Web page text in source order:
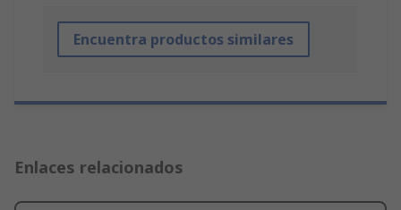
Encuentra productos similares
Enlaces relacionados